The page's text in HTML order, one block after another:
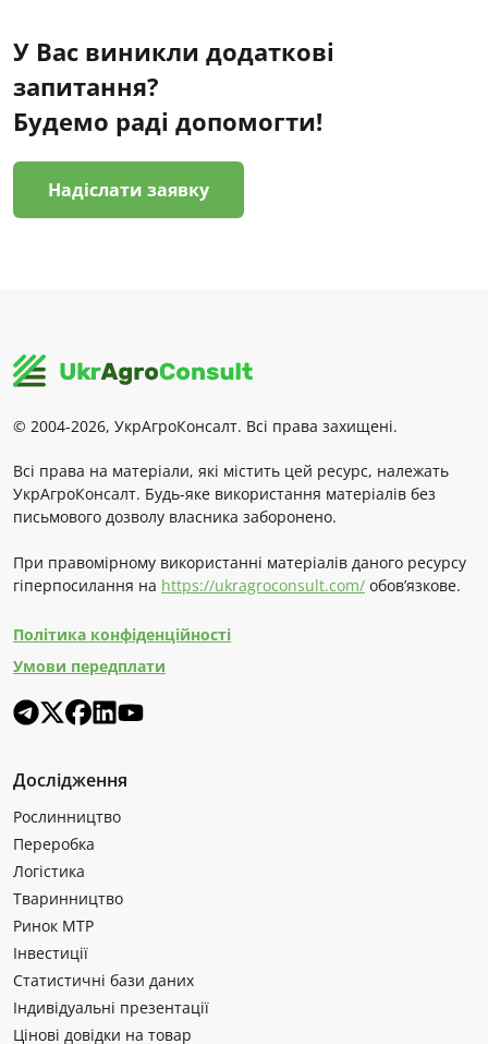
У Вас виникли додаткові
запитання?
Будемо раді допомогти!
Надіслати заявку
© 2004-2026, УкрАгроКонсалт. Всі права захищені.
Всі права на матеріали, які містить цей ресурс, належать
УкрАгроКонсалт. Будь-яке використання матеріалів без
письмового дозволу власника заборонено.
При правомірному використанні матеріалів даного ресурсу
гіперпосилання на https://ukragroconsult.com/ обов’язкове.
Політика конфіденційності
Умови передплати
Дослідження
Рослинництво
Переробка
Логістика
Тваринництво
Ринок МТР
Інвестиції
Статистичні бази даних
Індивідуальні презентації
Цінові довідки на товар